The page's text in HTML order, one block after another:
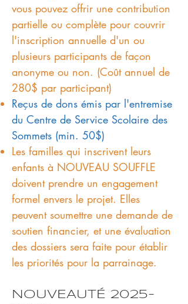
vous pouvez offrir une contribution
partielle ou complète pour couvrir
l'inscription annuelle d'un ou
plusieurs participants de façon
anonyme ou non. (Coût annuel de
280$ par participant)
Reçus de dons émis par l'entremise
du Centre de Service Scolaire des
Sommets (min. 50$)
Les familles qui inscrivent leurs
enfants à NOUVEAU SOUFFLE
doivent prendre un engagement
formel envers le projet. Elles
peuvent soumettre une demande de
soutien financier, et une évaluation
des dossiers sera faite pour établir
les priorités pour la parrainage.
NOUVEAUTÉ 2025-